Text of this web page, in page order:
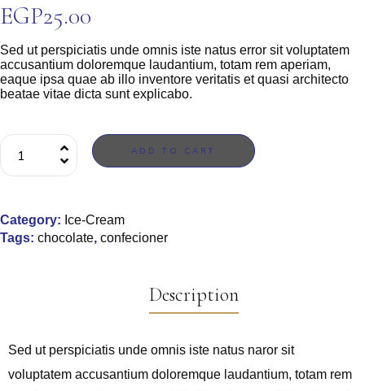
EGP25.00
Sed ut perspiciatis unde omnis iste natus error sit voluptatem
accusantium doloremque laudantium, totam rem aperiam,
eaque ipsa quae ab illo inventore veritatis et quasi architecto
beatae vitae dicta sunt explicabo.
ADD TO CART
Category: Ice-Cream
Tags: chocolate, confecioner
Description
Sed ut perspiciatis unde omnis iste natus naror sit
voluptatem accusantium doloremque laudantium, totam rem